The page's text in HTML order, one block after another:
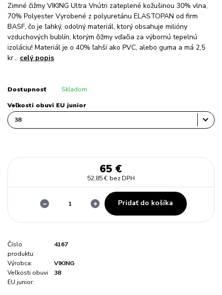
Zimné čižmy VIKING Ultra Vnútri zateplené kožušinou 30% vlna,
70% Polyester Vyrobené z polyuretánu ELASTOPAN od firm
BASF, čo je ľahký, odolný materiál, ktorý obsahuje milióny
vzduchových bublín, ktorým čižmy vďačia za výbornú tepelnú
izoláciu! Materiál je o 40% ľahší ako PVC, alebo guma a má 2,5
kr... celý popis
Dostupnosť Skladom
Veľkosti obuvi EU junior
65 €
52,85 € bez DPH
Pridať do košíka
Číslo
produktu:
4167
Výrobca:
VIKING
Veľkosti obuvi
EU junior:
38